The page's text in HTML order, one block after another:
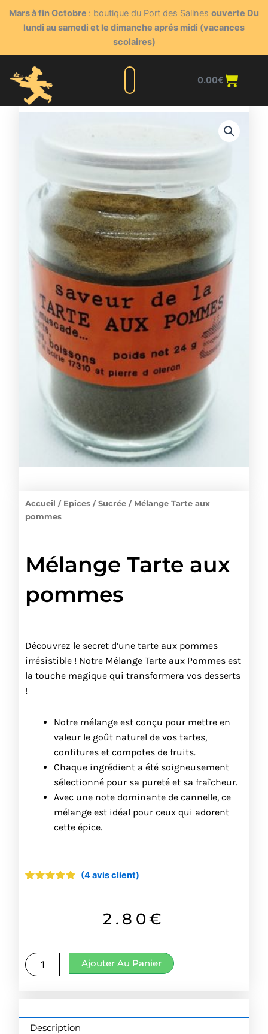
Mars à fin Octobre : boutique du Port des Salines ouverte Du
lundi au samedi et le dimanche aprés midi (vacances
scolaires)
0.00€
Accueil / Epices /Sucrée / Mélange Tarte aux
pommes
Mélange Tarte aux
pommes
Découvrez le secret d’une tarte aux pommes
irrésistible ! Notre Mélange Tarte aux Pommes est
la touche magique qui transformera vos desserts
!
Notre mélange est conçu pour mettre en
valeur le goût naturel de vos tartes,
confitures et compotes de fruits.
Chaque ingrédient a été soigneusement
sélectionné pour sa pureté et sa fraîcheur.
Avec une note dominante de cannelle, ce
mélange est idéal pour ceux qui adorent
cette épice.
(4avis client)
2.80€
quantité
de
pommes
Ajouter Au Panier
Description